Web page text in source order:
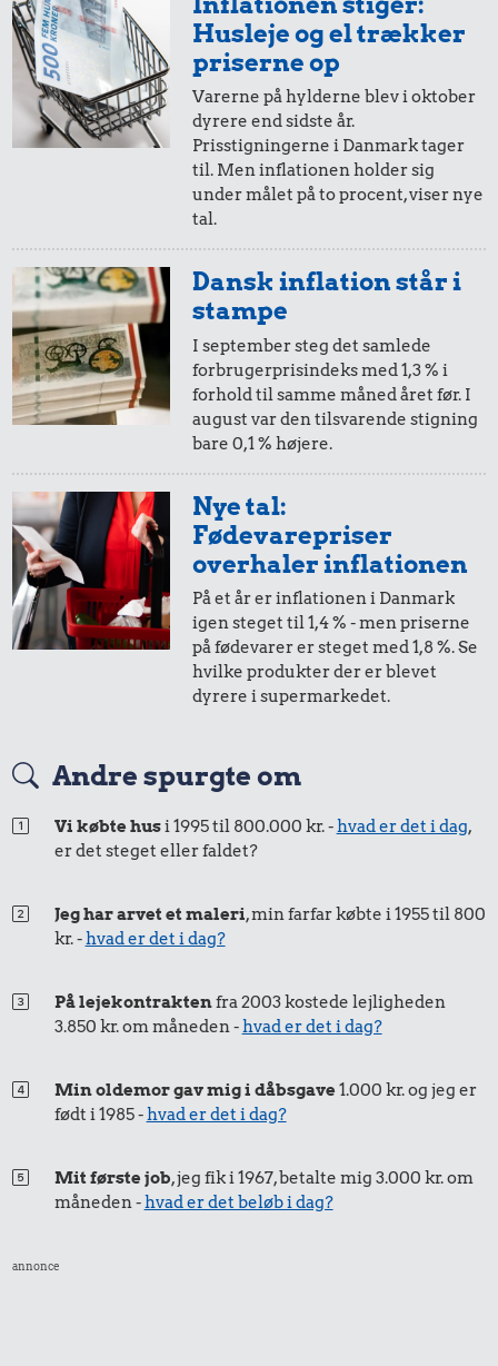
10,-
i 1975
= 58,-
5,-
i 1975
= 29,-
i dag
0,58,-
5 øre
i 1975
= 0,29,-
i dag
Husleje og el trækker
priserne op
Varerne på hylderne blev i oktober
dyrere end sidste år.
Prisstigningerne i Danmark tager
til. Men inflationen holder sig
under målet på to procent, viser nye
tal.
Dansk inflation står i
stampe
I september steg det samlede
forbrugerprisindeks med 1,3 % i
forhold til samme måned året før. I
august var den tilsvarende stigning
bare 0,1 % højere.
Nye tal:
Fødevarepriser
overhaler inflationen
På et år er inflationen i Danmark
igen steget til 1,4 % - men priserne
på fødevarer er steget med 1,8 %. Se
hvilke produkter der er blevet
dyrere i supermarkedet.
Andre spurgte om
Vi købte husi 1995 til 800.000 kr. -hvad er det i dag,
er det steget eller faldet?
Jeg har arvet et maleri, min farfar købte i 1955 til 800
kr. -hvad er det i dag?
På lejekontraktenfra 2003 kostede lejligheden
3.850 kr. om måneden -hvad er det i dag?
Min oldemor gav mig i dåbsgave1.000 kr. og jeg er
født i 1985 -hvad er det i dag?
Mit første job, jeg fik i 1967, betalte mig 3.000 kr. om
måneden -hvad er det beløb i dag?
annonce